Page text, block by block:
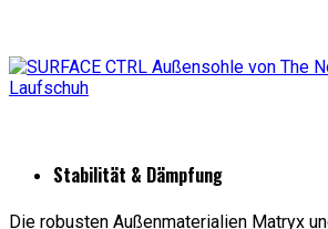
Stabilität & Dämpfung
Die robusten Außenmaterialien Matryx